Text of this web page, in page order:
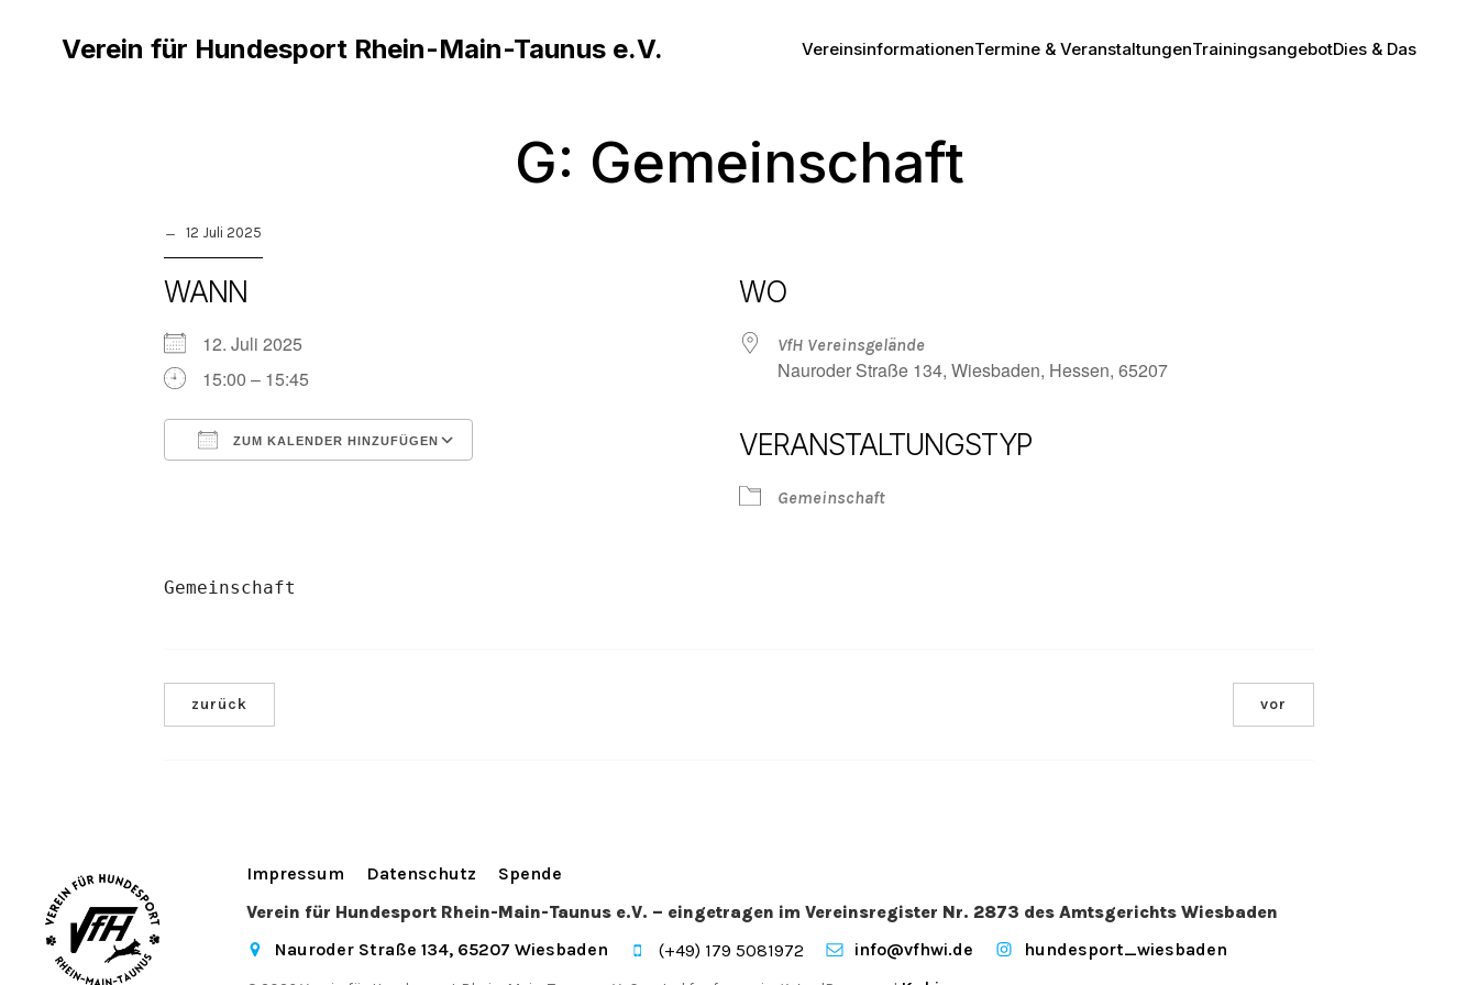
Verein für Hundesport Rhein-Main-Taunus e.V. VereinsinformationenTermine & VeranstaltungenTrainingsangebotDies & Das
G: Gemeinschaft
12 Juli 2025
WANN
12. Juli 2025
15:00 – 15:45
ZUM KALENDER HINZUFÜGEN
WO
VfH Vereinsgelände
Nauroder Straße 134, Wiesbaden, Hessen, 65207
VERANSTALTUNGSTYP
Gemeinschaft
Gemeinschaft
zurück vor
Impressum Datenschutz
Spende
Verein für Hundesport Rhein-Main-Taunus e.V. – eingetragen im Vereinsregister Nr. 2873 des Amtsgerichts Wiesbaden
Nauroder Straße 134, 65207 Wiesbaden
(+49) 179 5081972 info@vfhwi.de hundesport_wiesbaden